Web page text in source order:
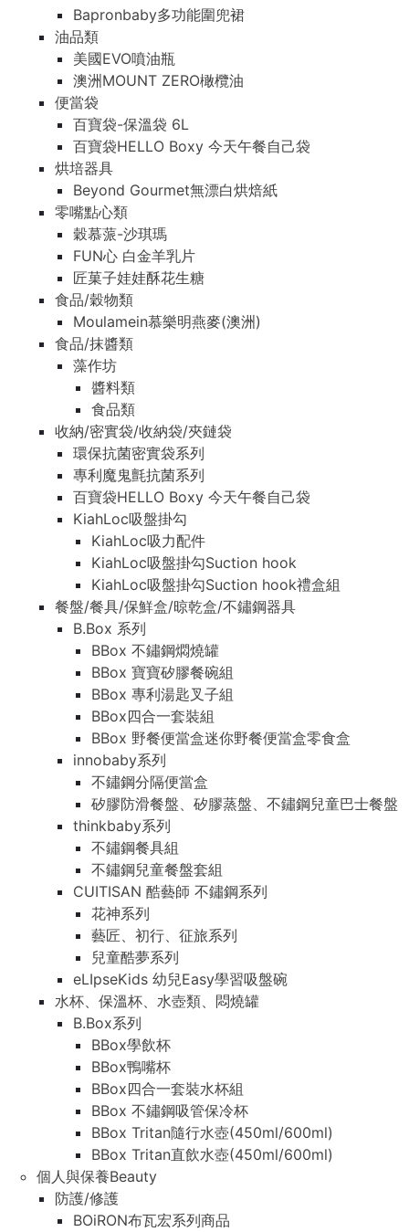
Bapronbaby多功能圍兜裙
油品類
美國EVO噴油瓶
澳洲MOUNT ZERO橄欖油
便當袋
百寶袋-保溫袋 6L
百寶袋HELLO Boxy 今天午餐自己袋
烘培器具
Beyond Gourmet無漂白烘焙紙
零嘴點心類
穀慕蒎-沙琪瑪
FUN心 白金羊乳片
匠菓子娃娃酥花生糖
食品/穀物類
Moulamein慕樂明燕麥(澳洲)
食品/抹醬類
藻作坊
醬料類
食品類
收納/密實袋/收納袋/夾鏈袋
環保抗菌密實袋系列
專利魔鬼氈抗菌系列
百寶袋HELLO Boxy 今天午餐自己袋
KiahLoc吸盤掛勾
KiahLoc吸力配件
KiahLoc吸盤掛勾Suction hook
KiahLoc吸盤掛勾Suction hook禮盒組
餐盤/餐具/保鮮盒/晾乾盒/不鏽鋼器具
B.Box 系列
BBox 不鏽鋼燜燒罐
BBox 寶寶矽膠餐碗組
BBox 專利湯匙叉子組
BBox四合一套裝組
BBox 野餐便當盒迷你野餐便當盒零食盒
innobaby系列
不鏽鋼分隔便當盒
矽膠防滑餐盤、矽膠蒸盤、不鏽鋼兒童巴士餐盤
thinkbaby系列
不鏽鋼餐具組
不鏽鋼兒童餐盤套組
CUITISAN 酷藝師 不鏽鋼系列
花神系列
藝匠、初行、征旅系列
兒童酷夢系列
eLIpseKids 幼兒Easy學習吸盤碗
水杯、保溫杯、水壺類、悶燒罐
B.Box系列
BBox學飲杯
BBox鴨嘴杯
BBox四合一套裝水杯組
BBox 不鏽鋼吸管保冷杯
BBox Tritan隨行水壺(450ml/600ml)
BBox Tritan直飲水壺(450ml/600ml)
個人與保養Beauty
防護/修護
BOiRON布瓦宏系列商品